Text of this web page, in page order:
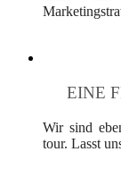
EINE
Wir sind
tour. Lasst